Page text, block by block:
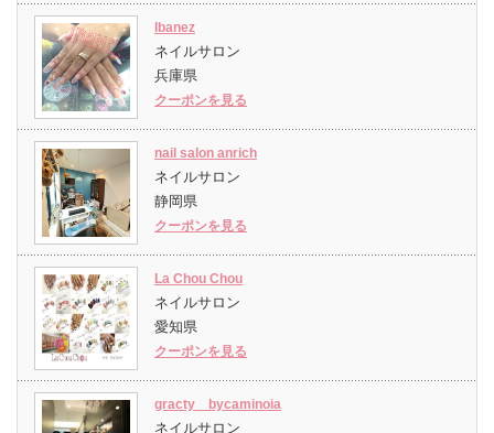
Ibanez
ネイルサロン
兵庫県
クーポンを見る
nail salon anrich
ネイルサロン
静岡県
クーポンを見る
La Chou Chou
ネイルサロン
愛知県
クーポンを見る
gracty bycaminoia
ネイルサロン